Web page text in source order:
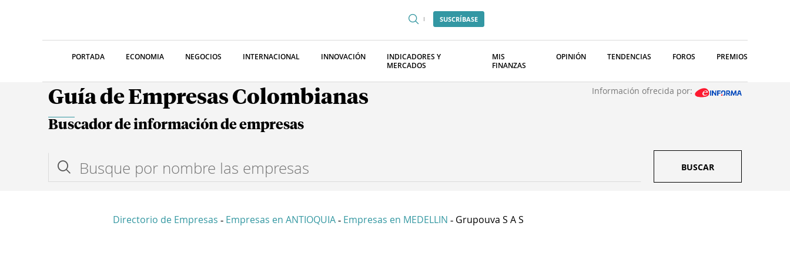
SUSCRÍBASE
PORTADA ECONOMIA NEGOCIOS INTERNACIONAL INNOVACIÓN
INDICADORES Y
MERCADOS
MIS
FINANZAS
OPINIÓN TENDENCIAS FOROS PREMIOS
Guía de Empresas Colombianas Información ofrecida por:
Buscador de información de empresas
BUSCAR
Directorio de Empresas - Empresas en ANTIOQUIA - Empresas en MEDELLIN - Grupouva S A S